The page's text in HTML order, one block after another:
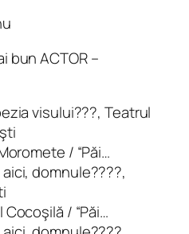
bun ACTOR –
visului???, Teatrul
/ “Păi…
domnule????,
/ “Păi…